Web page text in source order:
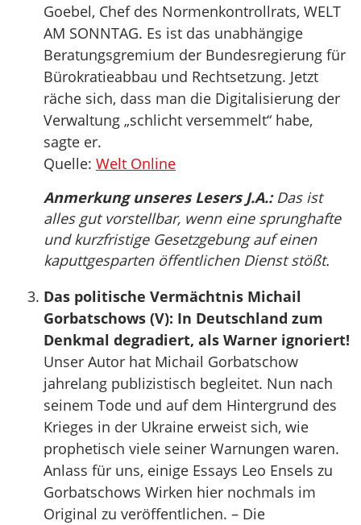
Goebel, Chef des Normenkontrollrats, WELT
AM SONNTAG. Es ist das unabhängige
Beratungsgremium der Bundesregierung für
Bürokratieabbau und Rechtsetzung. Jetzt
räche sich, dass man die Digitalisierung der
Verwaltung „schlicht versemmelt“ habe,
sagte er.
Quelle: Welt Online
Anmerkung unseres Lesers J.A.:Das ist
alles gut vorstellbar, wenn eine sprunghafte
und kurzfristige Gesetzgebung auf einen
kaputtgesparten öffentlichen Dienst stößt.
Das politische Vermächtnis Michail
Gorbatschows (V): In Deutschland zum
Denkmal degradiert, als Warner ignoriert!
Unser Autor hat Michail Gorbatschow
jahrelang publizistisch begleitet. Nun nach
seinem Tode und auf dem Hintergrund des
Krieges in der Ukraine erweist sich, wie
prophetisch viele seiner Warnungen waren.
Anlass für uns, einige Essays Leo Ensels zu
Gorbatschows Wirken hier nochmals im
Original zu veröffentlichen. – Die